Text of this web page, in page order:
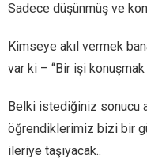
Sadece düşünmüş ve
Kimseye akıl vermek
var ki – “Bir işi
Belki istediğiniz sonucu
öğrendiklerimiz bizi bir
ileriye taşıyacak..